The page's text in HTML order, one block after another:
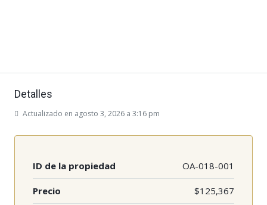
Detalles
Actualizado en agosto 3, 2026 a 3:16 pm
ID de la propiedad OA-018-001
Precio $125,367